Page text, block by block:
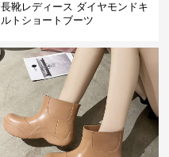
長靴レディース ダイヤモンドキ
ルトショートブーツ